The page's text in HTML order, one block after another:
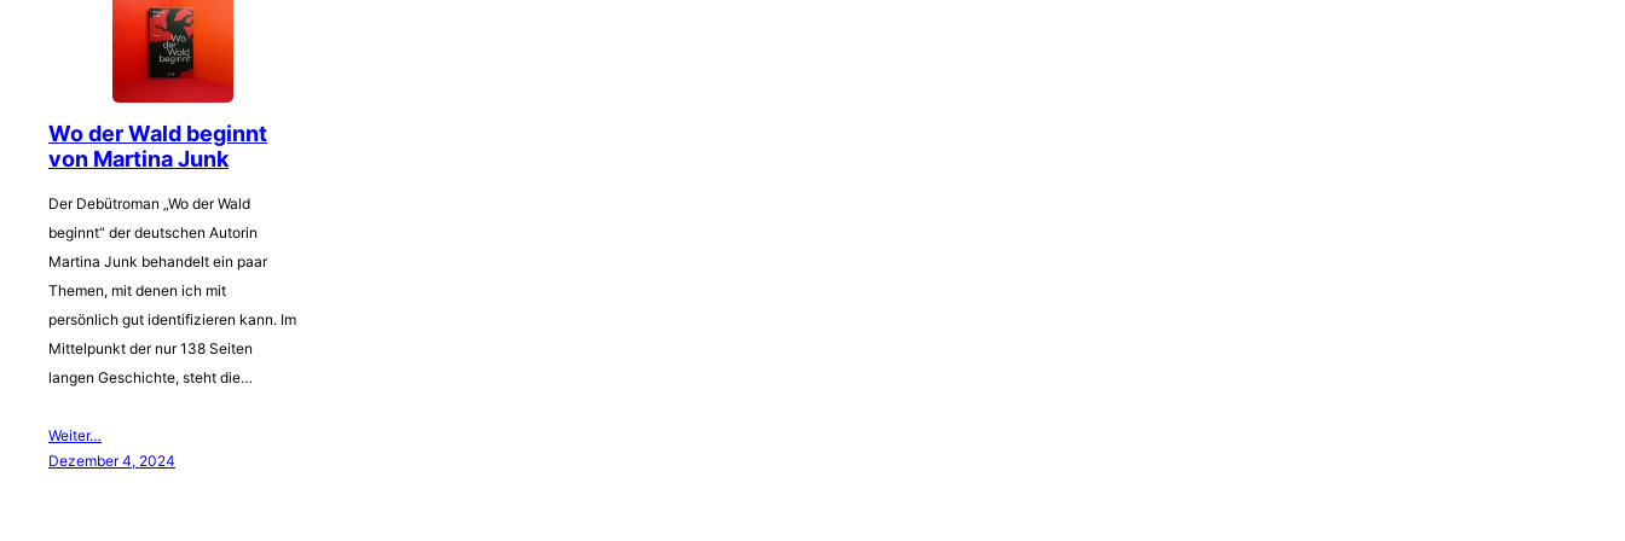
Wo der Wald beginnt
von Martina Junk
Der Debütroman „Wo der Wald
beginnt“ der deutschen Autorin
Martina Junk behandelt ein paar
Themen, mit denen ich mit
persönlich gut identifizieren kann. Im
Mittelpunkt der nur 138 Seiten
langen Geschichte, steht die…
Weiter…
Dezember 4, 2024